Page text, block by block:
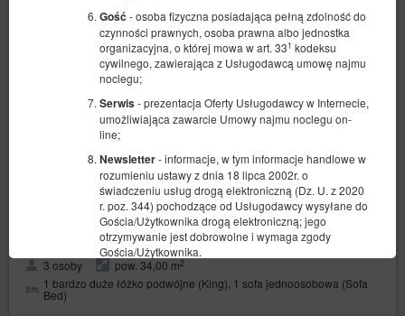
Gość - osoba fizyczna posiadająca pełną zdolność do
czynności prawnych, osoba prawna albo jednostka
organizacyjna, o której mowa w art. 331 kodeksu
cywilnego, zawierająca z Usługodawcą umowę najmu
noclegu;
Serwis - prezentacja Oferty Usługodawcy w Internecie,
umożliwiająca zawarcie Umowy najmu noclegu on-
line;
Newsletter- informacje, w tym informacje handlowe w
rozumieniu ustawy z dnia 18 lipca 2002r. o
świadczeniu usług drogą elektroniczną (Dz. U. z 2020
r. poz. 344) pochodzące od Usługodawcy wysyłane do
Gościa/Użytkownika drogą elektroniczną; jego
otrzymywanie jest dobrowolne i wymaga zgody
Gościa/Użytkownika.
Konto - zbiór danych przechowywanych w Serwisie
oraz w systemie teleinformatycznym Usługodawcy
Leo Royal Studio
Dostępna liczba: 1
3 osoby
pow. 34,00 m2
1 bardzo duże łóżko podwójne (King), 1 sofa jednoosobowa (Sofa
Bed)